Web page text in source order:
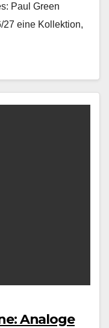
Paul Green
27 eine Kollek­tion,
Analoge